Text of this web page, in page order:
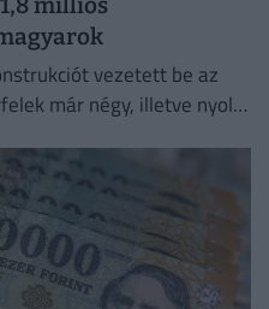
vezetett be az
már négy, illetve nyolc